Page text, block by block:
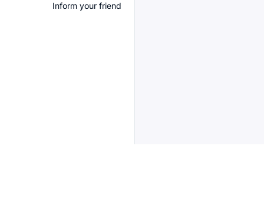
Inform your friend